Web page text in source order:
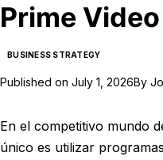
Prime
BUSINESS STRATEGY
Published on July 1, 2026By
En el competitivo mundo
único es utilizar